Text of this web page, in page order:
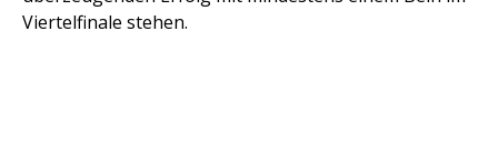
Viertelfinale stehen.